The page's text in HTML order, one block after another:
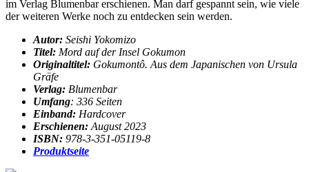
im Verlag Blumenbar erschienen. Man darf gespannt sein, wie viele
der weiteren Werke noch zu entdecken sein werden.
Autor: Seishi Yokomizo
Titel: Mord auf der Insel Gokumon
Originaltitel: Gokumontô. Aus dem Japanischen von Ursula
Gräfe
Verlag: Blumenbar
Umfang: 336 Seiten
Einband: Hardcover
Erschienen: August 2023
ISBN: 978-3-351-05119-8
Produktseite